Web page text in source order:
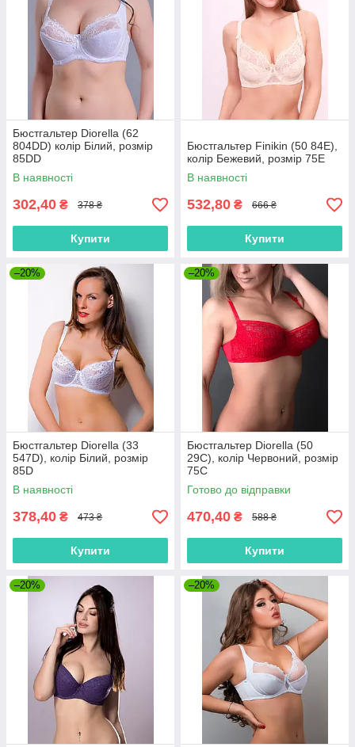
Бюстгальтер Diorella (62
804DD) колір Білий, розмір
85DD
В наявності
302,40 ₴ 378 ₴
Купити
Бюстгальтер Finikin (50 84E),
колір Бежевий, розмір 75E
В наявності
532,80 ₴ 666 ₴
Купити
–20%
Бюстгальтер Diorella (33
547D), колір Білий, розмір
85D
В наявності
378,40 ₴ 473 ₴
Купити
–20%
Бюстгальтер Diorella (50
29C), колір Червоний, розмір
75C
Готово до відправки
470,40 ₴ 588 ₴
Купити
–20% –20%